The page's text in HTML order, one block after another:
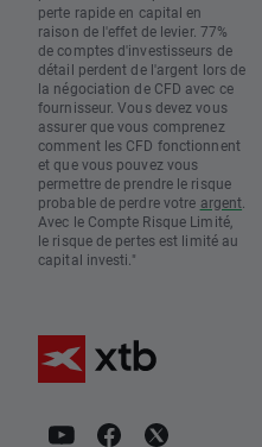
perte rapide en capital en
raison de l'effet de levier. 77%
de comptes d'investisseurs de
détail perdent de l'argent lors de
la négociation de CFD avec ce
fournisseur. Vous devez vous
assurer que vous comprenez
comment les CFD fonctionnent
et que vous pouvez vous
permettre de prendre le risque
probable de perdre votre argent
Avec le Compte Risque Limité,
le risque de pertes est limité au
capital investi."